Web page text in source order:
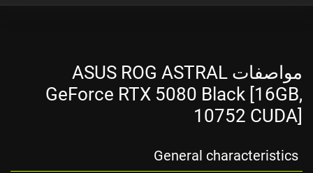
مواصفات ASUS ROG ASTRAL
GeForce RTX 5080 Black [16GB,
10752 CUDA]
General characteristics